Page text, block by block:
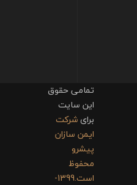
تمامی حقوق
این سایت
برایشرکت
ایمن سازان
پیشرو
محفوظ
است.1399-